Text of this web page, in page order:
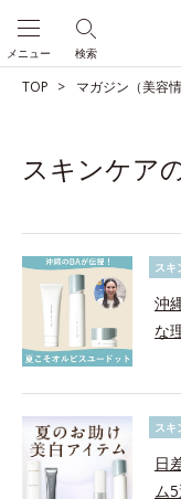
検索
メニュー
TOP マガジン（美容
スキンケア
スキ
沖
な
スキ
日
ム